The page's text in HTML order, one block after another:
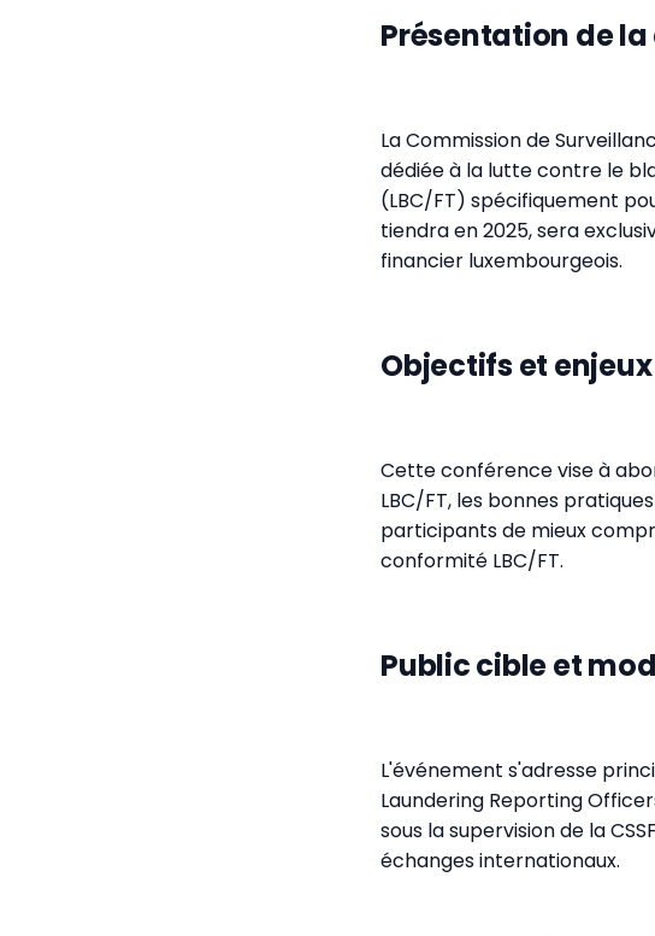
Présentation de
La Commission de
dédiée à la lutte contre le
(LBC/FT) spécifiquement
tiendra en 2025, sera
financier luxembourgeois.
Objectifs et
Cette conférence vise à
LBC/FT, les bonnes
participants de mieux
conformité LBC/FT.
Public cible et
L'événement s'adresse
Laundering Reporting
sous la supervision de la
échanges internationaux.